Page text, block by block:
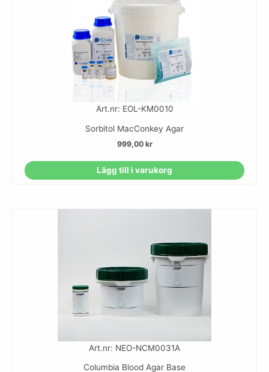
Art.nr: EOL-KM0010
Sorbitol MacConkey Agar
999,00 kr
Lägg till i varukorg
Art.nr: NEO-NCM0031A
Columbia Blood Agar Base